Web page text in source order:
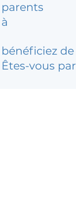
parents
à
bénéficiez
Êtes-vous